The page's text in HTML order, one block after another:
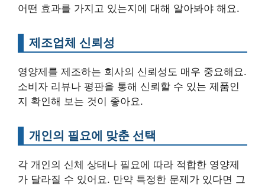
어떤 효과를 가지고 있는지에 대해 알아봐야 해요.
제조업체 신뢰성
영양제를 제조하는 회사의 신뢰성도 매우 중요해요.
소비자 리뷰나 평판을 통해 신뢰할 수 있는 제품인
지 확인해 보는 것이 좋아요.
개인의 필요에 맞춘 선택
각 개인의 신체 상태나 필요에 따라 적합한 영양제
가 달라질 수 있어요. 만약 특정한 문제가 있다면 그